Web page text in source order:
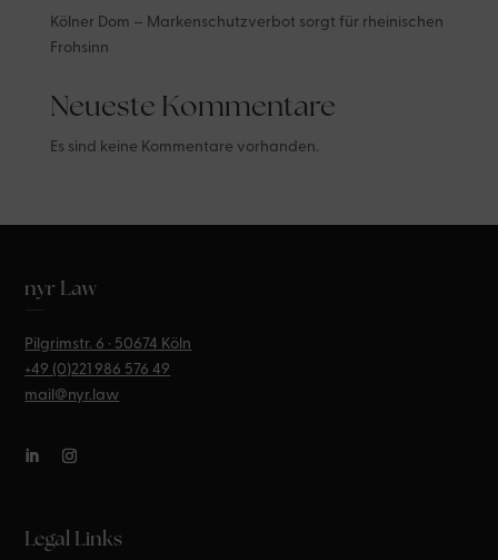
Kölner Dom – Markenschutzverbot sorgt für rheinischen
Frohsinn
Neueste Kommentare
Es sind keine Kommentare vorhanden.
nyr Law
Pilgrimstr. 6 · 50674 Köln
+49 (0)221 986 576 49
mail@nyr.law
Legal Links